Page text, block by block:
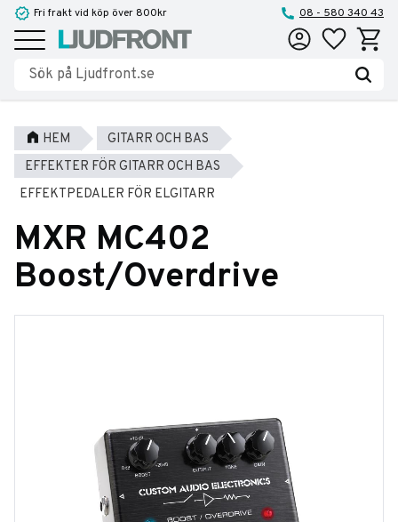
Meny
Fri frakt vid köp över 800kr 08 - 580 340 43
Favoriter
HEM
GITARR OCH BAS
EFFEKTER FÖR GITARR OCH BAS
EFFEKTPEDALER FÖR ELGITARR
MXR MC402
Boost/Overdrive